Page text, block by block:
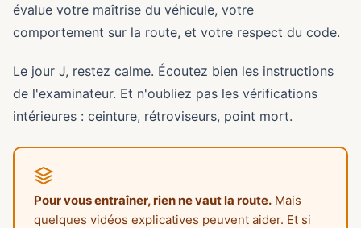
évalue votre maîtrise du véhicule, votre
comportement sur la route, et votre respect du code.
Le jour J, restez calme. Écoutez bien les instructions
de l'examinateur. Et n'oubliez pas les vérifications
intérieures : ceinture, rétroviseurs, point mort.
Pour vous entraîner, rien ne vaut la route. Mais
quelques vidéos explicatives peuvent aider. Et si